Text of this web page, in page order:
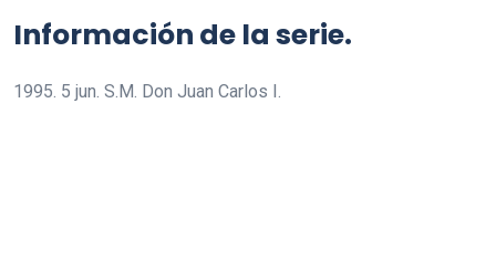
Información de la serie.
1995. 5 jun. S.M. Don Juan Carlos I.